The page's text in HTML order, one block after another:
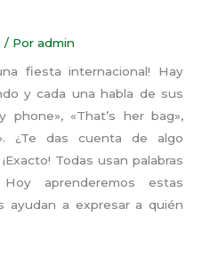
/ Por admin
fiesta internacional! Hay
y cada una habla de sus
phone», «That’s her bag»,
¿Te das cuenta de algo
Todas usan palabras
aprenderemos estas
ayudan a expresar a quién